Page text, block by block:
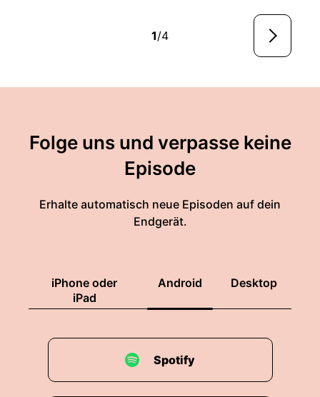
1/4
Folge uns und verpasse keine
Episode
Erhalte automatisch neue Episoden auf dein
Endgerät.
iPhone oder
iPad
Android Desktop
Spotify